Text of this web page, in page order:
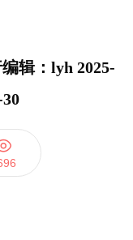
辑：lyh 2025-